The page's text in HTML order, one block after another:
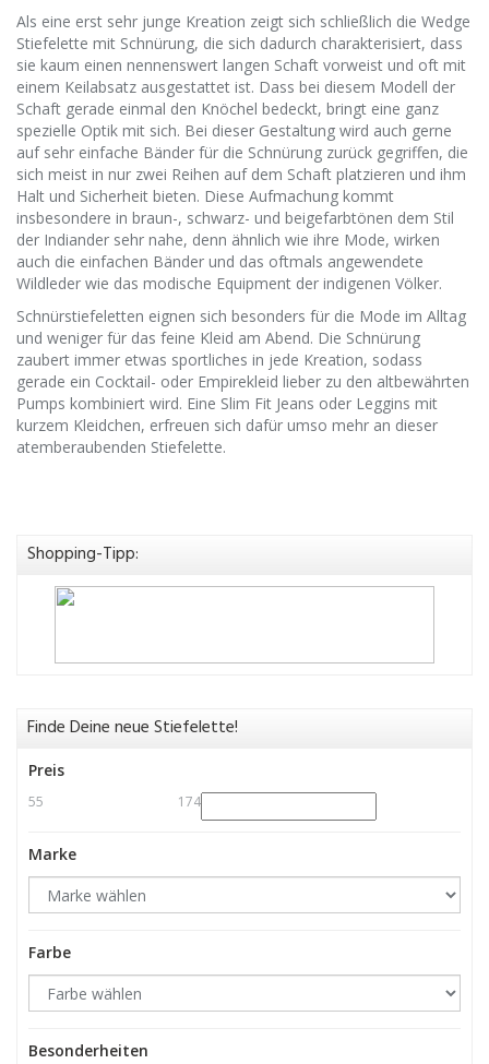
Als eine erst sehr junge Kreation zeigt sich schließlich die Wedge
Stiefelette mit Schnürung, die sich dadurch charakterisiert, dass
sie kaum einen nennenswert langen Schaft vorweist und oft mit
einem Keilabsatz ausgestattet ist. Dass bei diesem Modell der
Schaft gerade einmal den Knöchel bedeckt, bringt eine ganz
spezielle Optik mit sich. Bei dieser Gestaltung wird auch gerne
auf sehr einfache Bänder für die Schnürung zurück gegriffen, die
sich meist in nur zwei Reihen auf dem Schaft platzieren und ihm
Halt und Sicherheit bieten. Diese Aufmachung kommt
insbesondere in braun-, schwarz- und beigefarbtönen dem Stil
der Indiander sehr nahe, denn ähnlich wie ihre Mode, wirken
auch die einfachen Bänder und das oftmals angewendete
Wildleder wie das modische Equipment der indigenen Völker.
Schnürstiefeletten eignen sich besonders für die Mode im Alltag
und weniger für das feine Kleid am Abend. Die Schnürung
zaubert immer etwas sportliches in jede Kreation, sodass
gerade ein Cocktail- oder Empirekleid lieber zu den altbewährten
Pumps kombiniert wird. Eine Slim Fit Jeans oder Leggins mit
kurzem Kleidchen, erfreuen sich dafür umso mehr an dieser
atemberaubenden Stiefelette.
Shopping-Tipp:
Finde Deine neue Stiefelette!
Preis
55 174
Marke
Farbe
Besonderheiten